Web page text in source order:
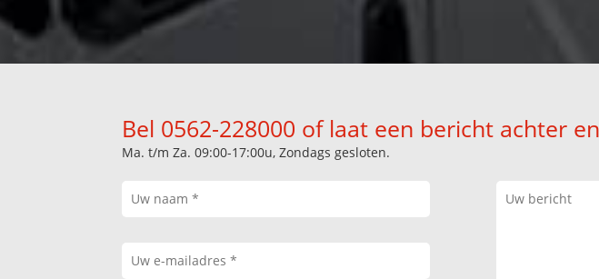
Bel 0562-228000 of laat een bericht achter
Ma. t/m Za. 09:00-17:00u, Zondags gesloten.